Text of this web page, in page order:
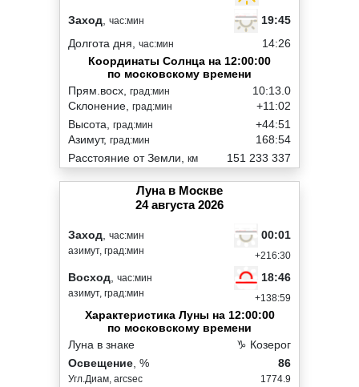
Заход час:мин
19:45
Долгота дня, час:мин
14:26
Координаты Солнца на 12:00:00
по московскому времени
Прям.восх, град:мин
Склонение, град:мин
10:13.0
+11:02
Высота, град:мин
Азимут, град:мин
+44:51
168:54
Расстояние от Земли, км 151 233 337
Луна в Москве
24 августа 2026
Заход час:мин
азимут, град:мин
00:01
+216:30
Восход час:мин
азимут, град:мин
18:46
+138:59
Характеристика Луны на 12:00:00
по московскому времени
Луна в знаке
♑ Козерог
Освещение , %
Угл.Диам, arcsec
86
1774.9